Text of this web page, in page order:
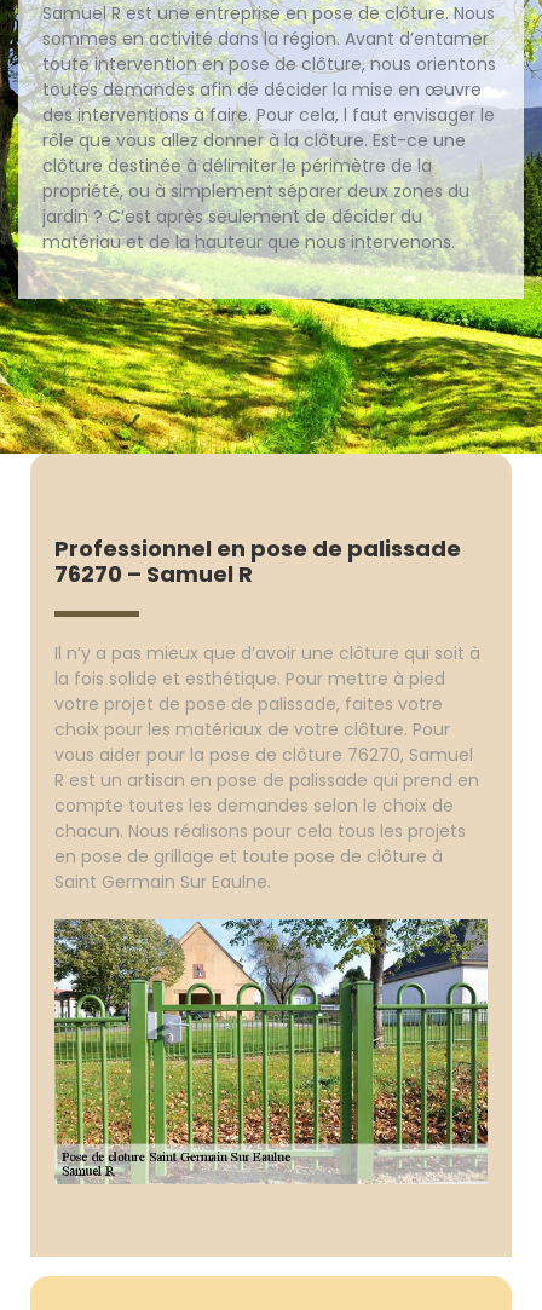
Samuel R est une entreprise en pose de clôture. Nous
sommes en activité dans la région. Avant d’entamer
toute intervention en pose de clôture, nous orientons
toutes demandes afin de décider la mise en œuvre
des interventions à faire. Pour cela, l faut envisager le
rôle que vous allez donner à la clôture. Est-ce une
clôture destinée à délimiter le périmètre de la
propriété, ou à simplement séparer deux zones du
jardin ? C’est après seulement de décider du
matériau et de la hauteur que nous intervenons.
Professionnel en pose de palissade
76270 – Samuel R
Il n’y a pas mieux que d’avoir une clôture qui soit à
la fois solide et esthétique. Pour mettre à pied
votre projet de pose de palissade, faites votre
choix pour les matériaux de votre clôture. Pour
vous aider pour la pose de clôture 76270, Samuel
R est un artisan en pose de palissade qui prend en
compte toutes les demandes selon le choix de
chacun. Nous réalisons pour cela tous les projets
en pose de grillage et toute pose de clôture à
Saint Germain Sur Eaulne.